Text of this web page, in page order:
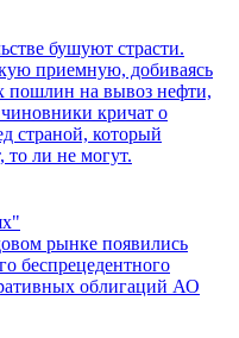
бушуют страсти.
приемную, добиваясь
пошлин на вывоз нефти,
кричат о
страной, который
то ли не могут.
рынке появились
беспрецедентного
облигаций АО